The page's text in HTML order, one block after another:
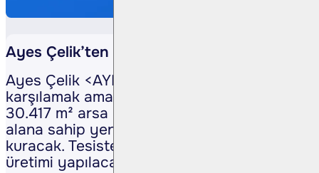
Ayes Çelik’ten yeni fabrika yatırımı
Ayes Çelik <AYES TI>, artan talebi
karşılamak amacıyla Aliağa Kimya OSB’de
30.417 m² arsa üzerine 8.500 m² kapalı
alana sahip yeni bir prefabrik fabrika
kuracak. Tesiste çelik hasır ve tavlı tel
üretimi yapılacak. (Kaynak: KAP)